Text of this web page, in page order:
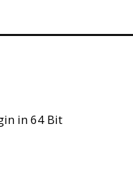
in 64 Bit